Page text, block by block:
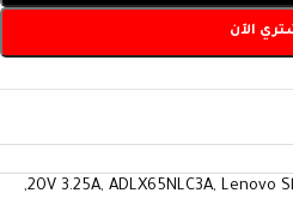
الآن
20V 3.25A, ADLX65NLC3A, Lenovo
,